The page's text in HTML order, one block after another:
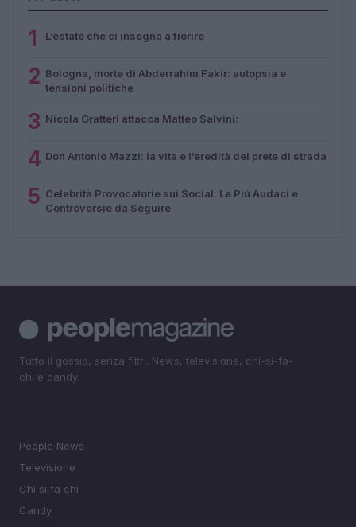
1 L’estate che ci insegna a fiorire
2 Bologna, morte di Abderrahim Fakir: autopsia e
tensioni politiche
3 Nicola Gratteri attacca Matteo Salvini:
4 Don Antonio Mazzi: la vita e l’eredità del prete di strada
5 Celebrità Provocatorie sui Social: Le Più Audaci e
Controversie da Seguire
Tutto il gossip, senza filtri. News, televisione, chi-si-fa-
chi e candy.
People News
Televisione
Chi si fa chi
Candy